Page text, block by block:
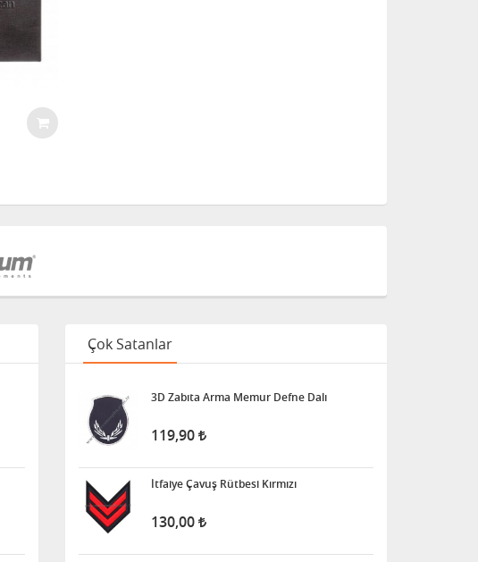
Çok Satanlar
3D Zabıta Arma Memur Defne Dalı
119,90
İtfaiye Çavuş Rütbesi Kırmızı
130,00